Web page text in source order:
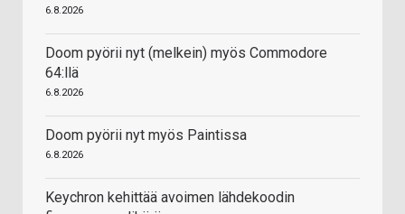
6.8.2026
Doom pyörii nyt (melkein) myös Commodore
64:llä
6.8.2026
Doom pyörii nyt myös Paintissa
6.8.2026
Keychron kehittää avoimen lähdekoodin